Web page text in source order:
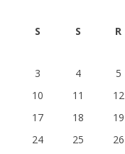
S
S R
3
4 5
10
11 12
17
18 19
24
25 26